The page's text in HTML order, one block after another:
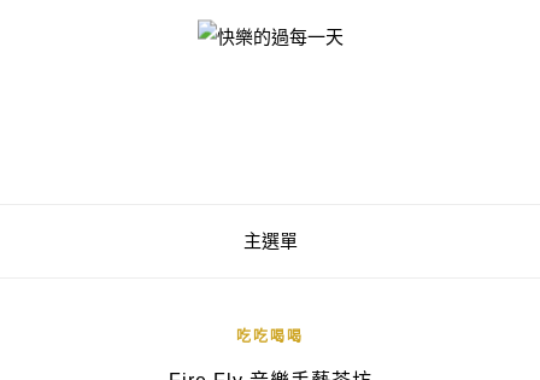
快樂的過每一天
主選單
吃吃喝喝